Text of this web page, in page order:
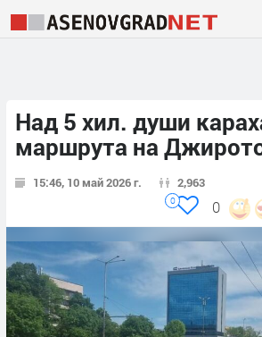
Над 5 хил. души
маршрута на
15:46, 10 май 2026 г. 2,963
0
0